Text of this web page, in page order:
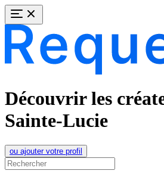
Découvrir les
Sainte-Lucie
ou ajouter votre profil